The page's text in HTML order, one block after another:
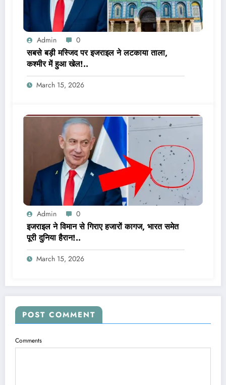
Admin 0
सबसे बड़ी मस्जिद पर इजराइल ने लटकाया ताला,
कश्मीर में हुआ खेल!..
March 15, 2026
Admin 0
इजराइल ने विमान से गिराए हजारों कागज, भारत समेत
पूरी दुनिया हैरान!..
March 15, 2026
POST COMMENT
Comments